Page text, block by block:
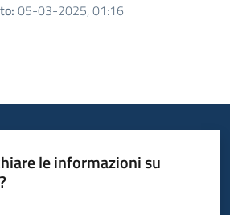
: 05-03-2025, 01:16
le informazioni su